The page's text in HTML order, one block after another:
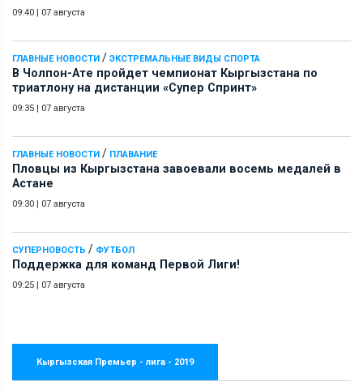
09:40 | 07 августа
ГЛАВНЫЕ НОВОСТИ / ЭКСТРЕМАЛЬНЫЕ ВИДЫ СПОРТА
В Чолпон-Ате пройдет чемпионат Кыргызстана по
триатлону на дистанции «Супер Спринт»
09:35 | 07 августа
ГЛАВНЫЕ НОВОСТИ / ПЛАВАНИЕ
Пловцы из Кыргызстана завоевали восемь медалей в
Астане
09:30 | 07 августа
СУПЕРНОВОСТЬ / ФУТБОЛ
Поддержка для команд Первой Лиги!
09:25 | 07 августа
Кыргызская Премьер - лига - 2019